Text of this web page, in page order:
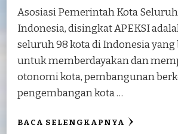
Asosiasi Pemerintah Kota Seluruh
Indonesia, disingkat APEKSI
seluruh 98 kota di Indonesia
untuk memberdayakan dan
otonomi kota, pembangunan
pengembangan kota …
BACA SELENGKAPNYA